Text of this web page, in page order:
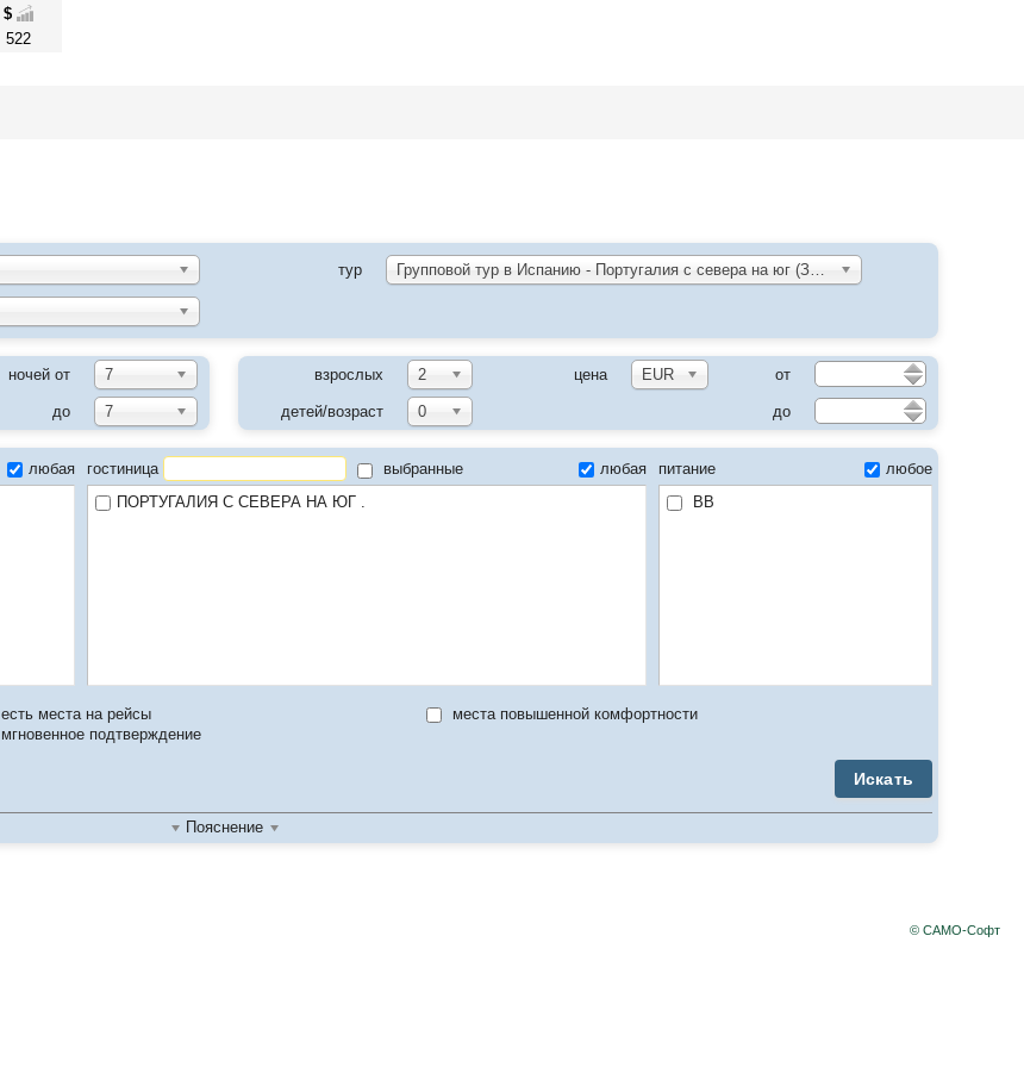
$
522
тур Групповой тур в Испанию - Португалия с севера на юг (Заезды по субботам, с 23.05.26-10.10.26)
ночей от 7
до 7
взрослых 2 цена EUR от
детей/возраст 0 до
любая гостиница выбранные
любая
ПОРТУГАЛИЯ С СЕВЕРА НА ЮГ .
питание
любое
BB
есть места на рейсы
места повышенной комфортности
мгновенное подтверждение
Искать
Пояснение
© САМО-Софт